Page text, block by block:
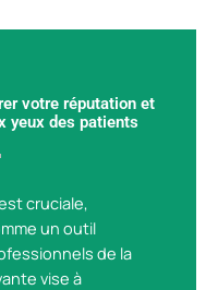
votre réputation et
yeux des patients
cruciale,
un outil
de la
vise à